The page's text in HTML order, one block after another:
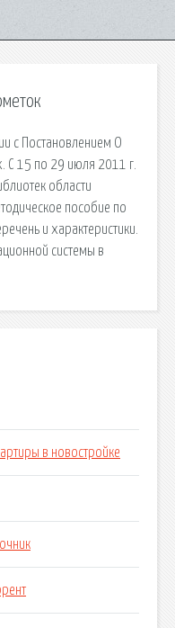
с Постановлением О
С 15 по 29 июля 2011 г.
области
пособие по
и характеристики.
системы в
в новостройке